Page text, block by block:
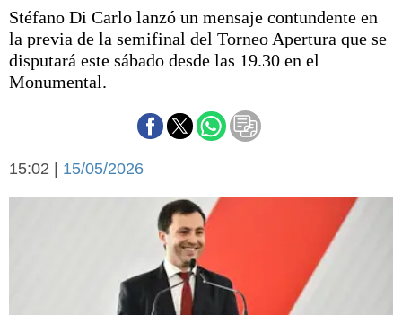
Liga del Sur
Básquetbol
Fútbol
Cines
Economía y campo
Espacio empresas
Sociedad
Tecnología
Turismo
Salud
Stéfano Di Carlo lanzó un mensaje contundente en
la previa de la semifinal del Torneo Apertura que se
disputará este sábado desde las 19.30 en el
Monumental.
15:02 | 15/05/2026